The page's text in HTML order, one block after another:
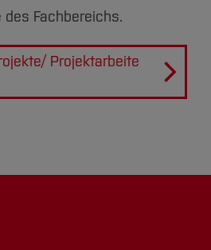
Fachbereichs.
Projektarbeite